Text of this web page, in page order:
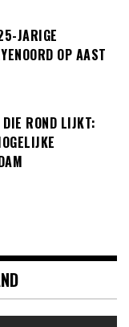
JARIGE
OP AAST
ROND LIJKT: